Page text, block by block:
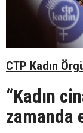
CTP Kadın
“Kadın
zamanda